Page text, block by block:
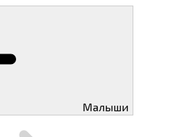
Малыши